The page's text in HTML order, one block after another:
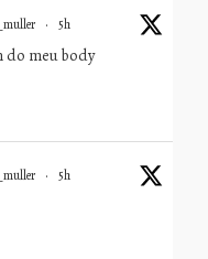
· 5h
do meu body
· 5h